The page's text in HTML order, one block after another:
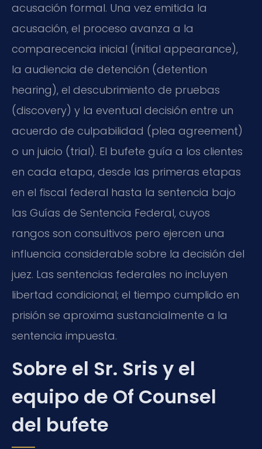
acusación formal. Una vez emitida la
acusación, el proceso avanza a la
comparecencia inicial (initial appearance),
la audiencia de detención (detention
hearing), el descubrimiento de pruebas
(discovery) y la eventual decisión entre un
acuerdo de culpabilidad (plea agreement)
o un juicio (trial). El bufete guía a los clientes
en cada etapa, desde las primeras etapas
en el fiscal federal hasta la sentencia bajo
las Guías de Sentencia Federal, cuyos
rangos son consultivos pero ejercen una
influencia considerable sobre la decisión del
juez. Las sentencias federales no incluyen
libertad condicional; el tiempo cumplido en
prisión se aproxima sustancialmente a la
sentencia impuesta.
Sobre el Sr. Sris y el
equipo de Of Counsel
del bufete